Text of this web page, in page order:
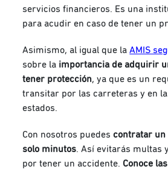
servicios financieros. Es una
para acudir en caso de tener un
Asimismo, al igual que laAMIS
sobre la importancia de adquirir
tener protección, ya que es un
transitar por las carreteras y en
estados.
Con nosotros puedescontratar un
solo minutos. Así evitarás multas
por tener un accidente. Conoce las